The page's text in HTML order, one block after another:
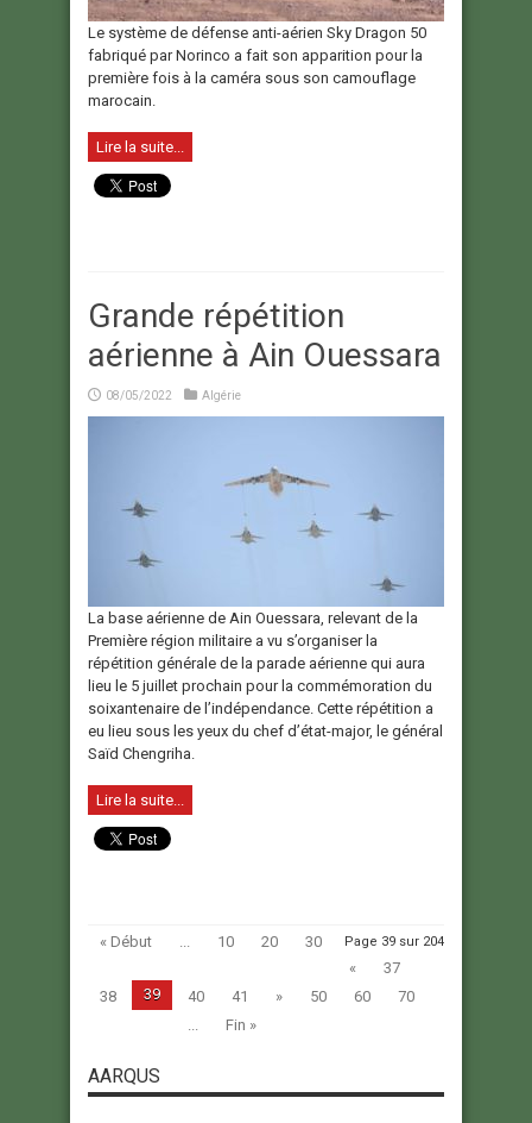
Le système de défense anti-aérien Sky Dragon 50
fabriqué par Norinco a fait son apparition pour la
première fois à la caméra sous son camouflage
marocain.
Lire la suite...
Grande répétition
aérienne à Ain Ouessara
08/05/2022 Algérie
La base aérienne de Ain Ouessara, relevant de la
Première région militaire a vu s’organiser la
répétition générale de la parade aérienne qui aura
lieu le 5 juillet prochain pour la commémoration du
soixantenaire de l’indépendance. Cette répétition a
eu lieu sous les yeux du chef d’état-major, le général
Saïd Chengriha.
Lire la suite...
Page 39 sur 204
« Début ... 10 20
30
«
37
38
39 40 41 » 50 60
70
...
Fin »
AARQUS